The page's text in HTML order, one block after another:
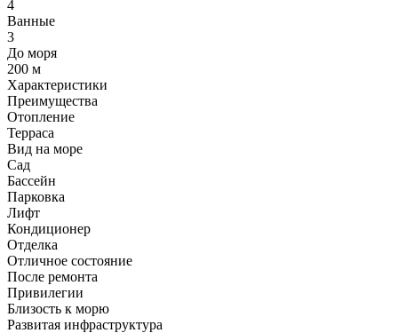
4
Ванные
3
До моря
200 м
Характеристики
Преимущества
Отопление
Терраса
Вид на море
Сад
Бассейн
Парковка
Лифт
Кондиционер
Отделка
Отличное состояние
После ремонта
Привилегии
Близость к морю
Развитая инфраструктура